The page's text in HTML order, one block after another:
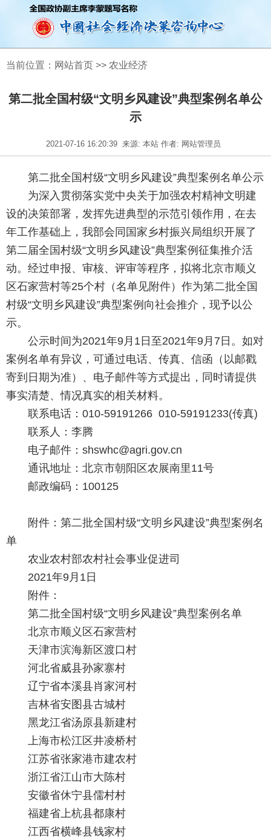
当前位置： 网站首页 >> 农业经济
第二批全国村级“文明乡风建设”典型案例名单公
示
2021-07-16 16:20:39 来源: 本站 作者: 网站管理员
第二批全国村级“文明乡风建设”典型案例名单公示
为深入贯彻落实党中央关于加强农村精神文明建
设的决策部署，发挥先进典型的示范引领作用，在去
年工作基础上，我部会同国家乡村振兴局组织开展了
第二届全国村级“文明乡风建设”典型案例征集推介活
动。经过申报、审核、评审等程序，拟将北京市顺义
区石家营村等25个村（名单见附件）作为第二批全国
村级“文明乡风建设”典型案例向社会推介，现予以公
示。
公示时间为2021年9月1日至2021年9月7日。如对
案例名单有异议，可通过电话、传真、信函（以邮戳
寄到日期为准）、电子邮件等方式提出，同时请提供
事实清楚、情况真实的相关材料。
联系电话：010-59191266 010-59191233(传真)
联系人：李腾
电子邮件：shswhc@agri.gov.cn
通讯地址：北京市朝阳区农展南里11号
邮政编码：100125
附件：第二批全国村级“文明乡风建设”典型案例名
单
农业农村部农村社会事业促进司
2021年9月1日
附件：
第二批全国村级“文明乡风建设”典型案例名单
北京市顺义区石家营村
天津市滨海新区渡口村
河北省威县孙家寨村
辽宁省本溪县肖家河村
吉林省安图县古城村
黑龙江省汤原县新建村
上海市松江区井凌桥村
江苏省张家港市建农村
浙江省江山市大陈村
安徽省休宁县儒村村
福建省上杭县都康村
江西省横峰县钱家村